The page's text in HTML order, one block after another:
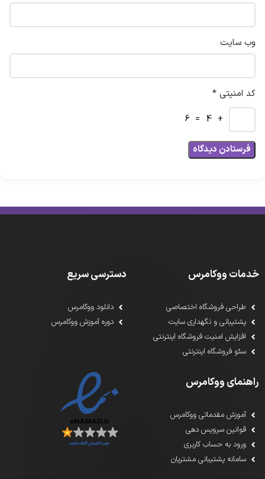
وب‌ سایت
کد امنیتی *
+ 4 = 6
خدمات ووکامرس
طراحی فروشگاه اختصاصی
پشتیبانی و نگهداری سایت
افزایش امنیت فروشگاه اینترنتی
سئو فروشگاه اینترنتی
دسترسی سریع
دانلود ووکامرس
دوره آموزش ووکامرس
راهنمای ووکامرس
آموزش مقدماتی ووکامرس
قوانین سرویس دهی
ورود به حساب کاربری
سامانه پشتیبانی مشتریان